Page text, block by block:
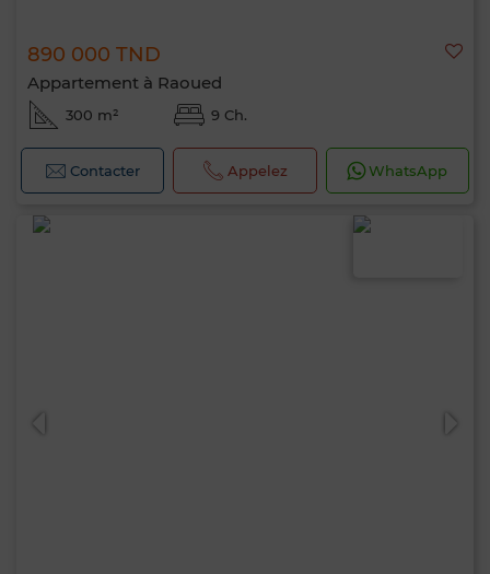
890 000 TND
Appartement à Raoued
300 m² 9 Ch.
Contacter Appelez WhatsApp